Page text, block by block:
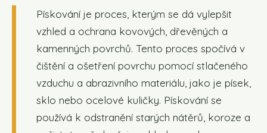
Pískování je proces, kterým se dá vylepšit
vzhled a ochrana kovových, dřevěných a
kamenných povrchů. Tento proces spočívá v
čištění a ošetření povrchu pomocí stlačeného
vzduchu a abrazivního materiálu, jako je písek,
sklo nebo ocelové kuličky. Pískování se
používá k odstranění starých nátěrů, koroze a